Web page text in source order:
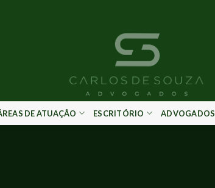
DE ATUAÇÃO ESCRITÓRIO ADVOGADOS